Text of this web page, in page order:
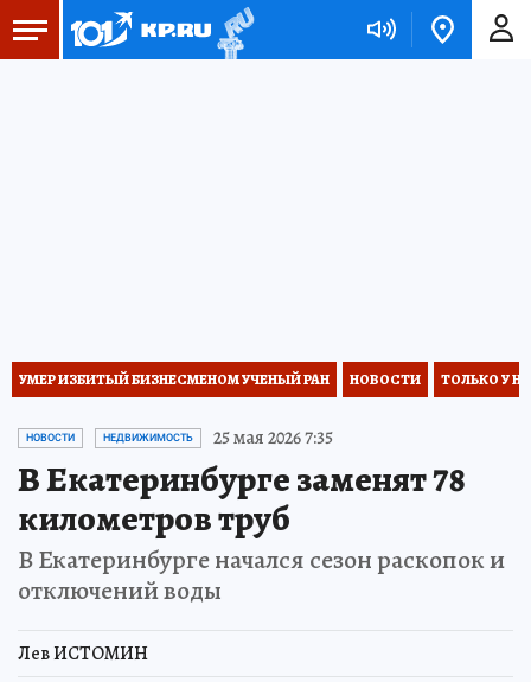
УМЕР ИЗБИТЫЙ БИЗНЕСМЕНОМ УЧЕНЫЙ РАН НОВОСТИ ТОЛЬКО У
НОВОСТИ НЕДВИЖИМОСТЬ 25 мая 2026 7:35
В Екатеринбурге заменят 78
километров труб
В Екатеринбурге начался сезон раскопок и
отключений воды
Лев ИСТОМИН